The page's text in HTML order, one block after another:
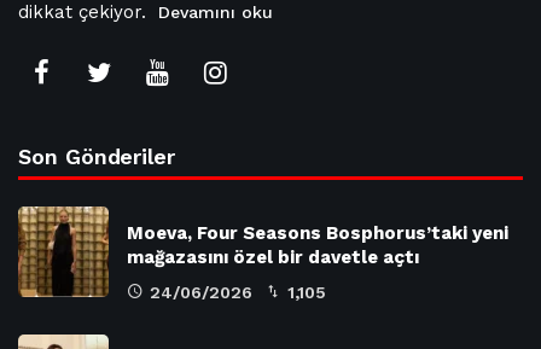
dikkat çekiyor.
Devamını oku
Son Gönderiler
Moeva, Four Seasons Bosphorus’taki yeni
mağazasını özel bir davetle açtı
24/06/2026 1,105